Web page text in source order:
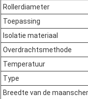
Rollerdiameter
Toepassing
Isolatie materiaal
Overdrachtsmethode
Temperatuur
Type
Breedte van de